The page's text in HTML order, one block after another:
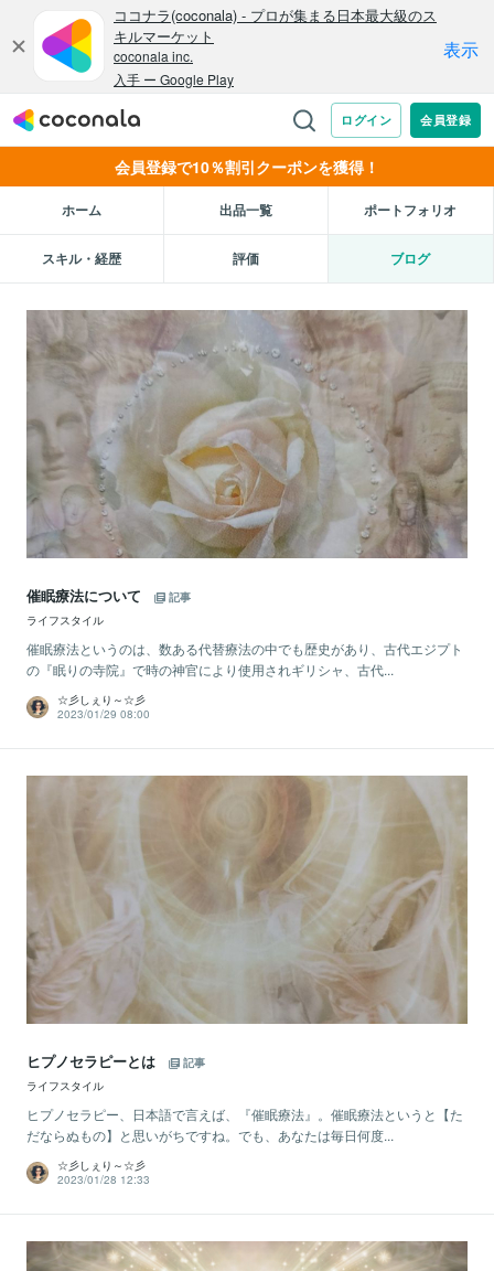
会員登録で10％割引クーポンを獲得！
ホーム 出品一覧 ポートフォリオ
スキル・経歴 評価 ブログ
催眠療法について
記事
ライフスタイル
催眠療法というのは、数ある代替療法の中でも歴史があり、古代エジプト
の『眠りの寺院』で時の神官により使用されギリシャ、古代...
☆彡しぇり～☆彡
2023/01/29 08:00
ヒプノセラピーとは
記事
ライフスタイル
ヒプノセラピー、日本語で言えば、『催眠療法』。催眠療法というと【た
だならぬもの】と思いがちですね。でも、あなたは毎日何度...
☆彡しぇり～☆彡
2023/01/28 12:33